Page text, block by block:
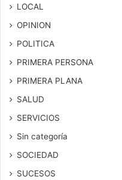
LOCAL
OPINION
POLITICA
PRIMERA PERSONA
PRIMERA PLANA
SALUD
SERVICIOS
Sin categoría
SOCIEDAD
SUCESOS